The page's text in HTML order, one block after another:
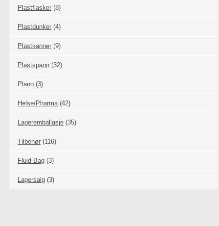
Plastflasker (8)
Plastdunker (4)
Plastkanner (9)
Plastspann (32)
Plano (3)
Helse/Pharma(42)
Lageremballasje (35)
Tilbehør (116)
Fluid-Bag (3)
Lagersalg (3)